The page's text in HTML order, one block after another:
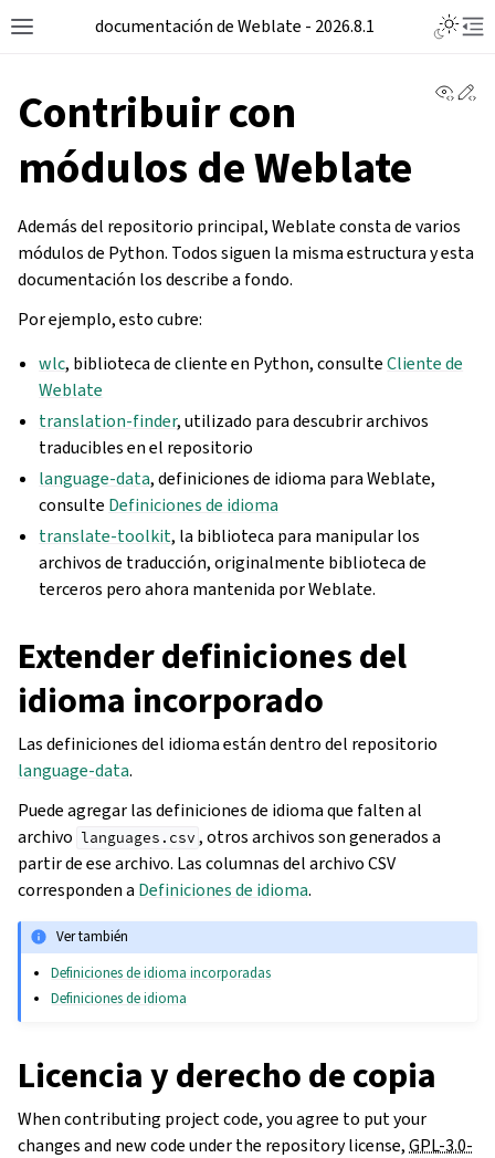
documentación de Weblate - 2026.8.1
Contribuir con
módulos de Weblate
Además del repositorio principal, Weblate consta de varios
módulos de Python. Todos siguen la misma estructura y esta
documentación los describe a fondo.
Por ejemplo, esto cubre:
wlc, biblioteca de cliente en Python, consulteCliente de
Weblate
translation-finder, utilizado para descubrir archivos
traducibles en el repositorio
language-data, definiciones de idioma para Weblate,
consulte Definiciones de idioma
translate-toolkit, la biblioteca para manipular los
archivos de traducción, originalmente biblioteca de
terceros pero ahora mantenida por Weblate.
Extender definiciones del
idioma incorporado
Las definiciones del idioma están dentro del repositorio
language-data.
Puede agregar las definiciones de idioma que falten al
archivo languages.csv , otros archivos son generados a
partir de ese archivo. Las columnas del archivo CSV
corresponden a Definiciones de idioma.
Ver también
Definiciones de idioma incorporadas
Definiciones de idioma
Licencia y derecho de copia
When contributing project code, you agree to put your
changes and new code under the repository license,GPL-3.0-